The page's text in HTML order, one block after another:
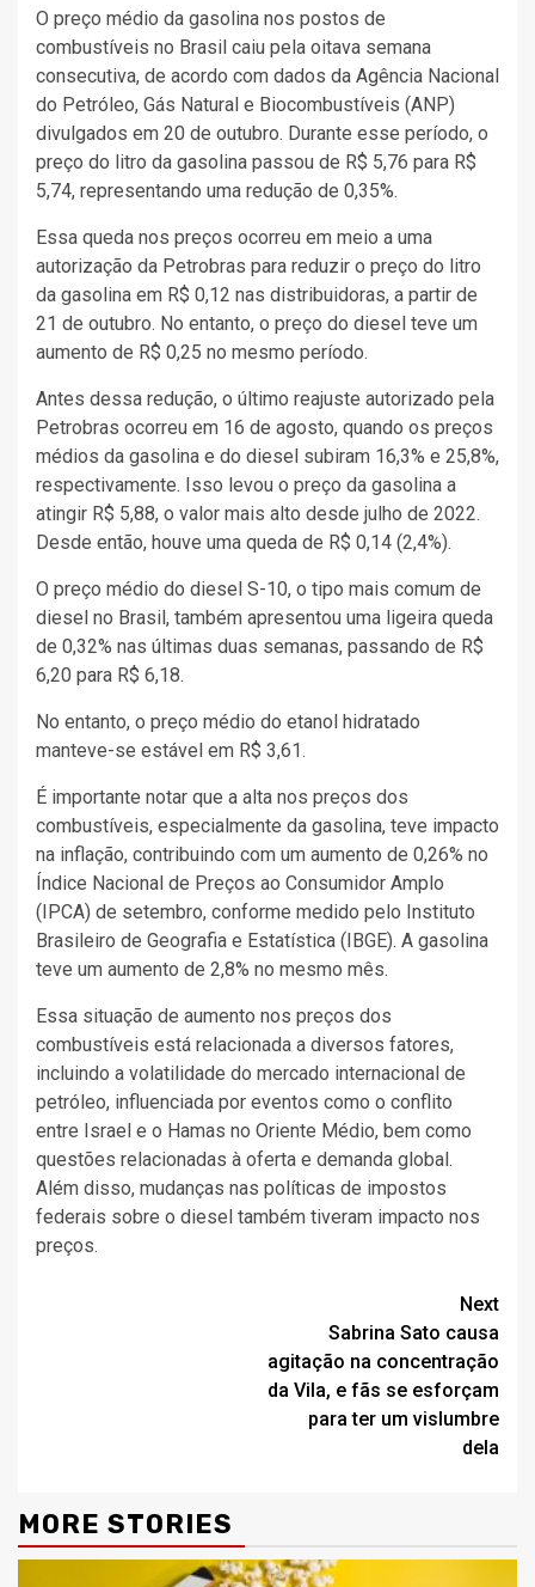
O preço médio da gasolina nos postos de
combustíveis no Brasil caiu pela oitava semana
consecutiva, de acordo com dados da Agência Nacional
do Petróleo, Gás Natural e Biocombustíveis (ANP)
divulgados em 20 de outubro. Durante esse período, o
preço do litro da gasolina passou de R$ 5,76 para R$
5,74, representando uma redução de 0,35%.
Essa queda nos preços ocorreu em meio a uma
autorização da Petrobras para reduzir o preço do litro
da gasolina em R$ 0,12 nas distribuidoras, a partir de
21 de outubro. No entanto, o preço do diesel teve um
aumento de R$ 0,25 no mesmo período.
Antes dessa redução, o último reajuste autorizado pela
Petrobras ocorreu em 16 de agosto, quando os preços
médios da gasolina e do diesel subiram 16,3% e 25,8%,
respectivamente. Isso levou o preço da gasolina a
atingir R$ 5,88, o valor mais alto desde julho de 2022.
Desde então, houve uma queda de R$ 0,14 (2,4%).
O preço médio do diesel S-10, o tipo mais comum de
diesel no Brasil, também apresentou uma ligeira queda
de 0,32% nas últimas duas semanas, passando de R$
6,20 para R$ 6,18.
No entanto, o preço médio do etanol hidratado
manteve-se estável em R$ 3,61.
É importante notar que a alta nos preços dos
combustíveis, especialmente da gasolina, teve impacto
na inflação, contribuindo com um aumento de 0,26% no
Índice Nacional de Preços ao Consumidor Amplo
(IPCA) de setembro, conforme medido pelo Instituto
Brasileiro de Geografia e Estatística (IBGE). A gasolina
teve um aumento de 2,8% no mesmo mês.
Essa situação de aumento nos preços dos
combustíveis está relacionada a diversos fatores,
incluindo a volatilidade do mercado internacional de
petróleo, influenciada por eventos como o conflito
entre Israel e o Hamas no Oriente Médio, bem como
questões relacionadas à oferta e demanda global.
Além disso, mudanças nas políticas de impostos
federais sobre o diesel também tiveram impacto nos
preços.
Next
Sabrina Sato causa
agitação na concentração
da Vila, e fãs se esforçam
para ter um vislumbre
dela
MORE STORIES